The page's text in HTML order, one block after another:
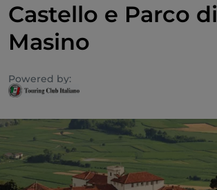
Castello e Parco di
Masino
Powered by: